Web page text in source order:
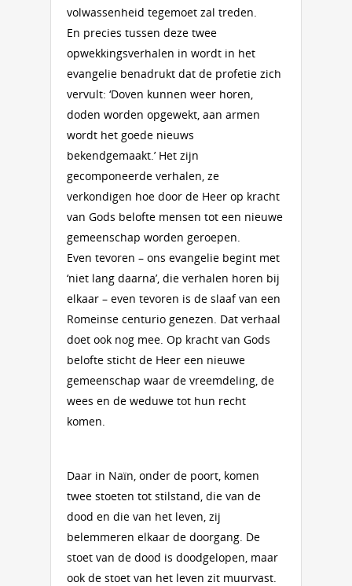
volwassenheid tegemoet zal treden.
En precies tussen deze twee
opwekkingsverhalen in wordt in het
evangelie benadrukt dat de profetie zich
vervult: ‘Doven kunnen weer horen,
doden worden opgewekt, aan armen
wordt het goede nieuws
bekendgemaakt.’ Het zijn
gecomponeerde verhalen, ze
verkondigen hoe door de Heer op kracht
van Gods belofte mensen tot een nieuwe
gemeenschap worden geroepen.
Even tevoren – ons evangelie begint met
‘niet lang daarna’, die verhalen horen bij
elkaar – even tevoren is de slaaf van een
Romeinse centurio genezen. Dat verhaal
doet ook nog mee. Op kracht van Gods
belofte sticht de Heer een nieuwe
gemeenschap waar de vreemdeling, de
wees en de weduwe tot hun recht
komen.
Daar in Naïn, onder de poort, komen
twee stoeten tot stilstand, die van de
dood en die van het leven, zij
belemmeren elkaar de doorgang. De
stoet van de dood is doodgelopen, maar
ook de stoet van het leven zit muurvast.